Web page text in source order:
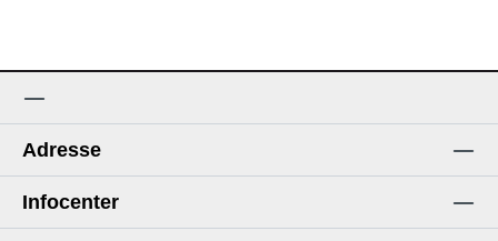
Adresse
Infocenter